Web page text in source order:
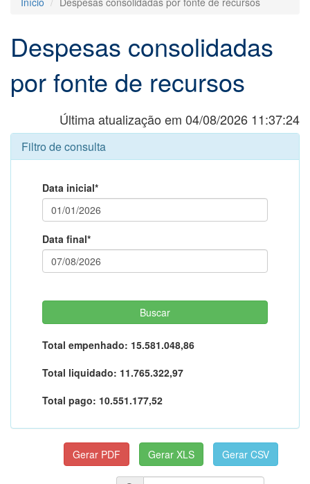
Despesas consolidadas
por fonte de recursos
Última atualização em 04/08/2026 11:37:24
Filtro de consulta
Data inicial*
Data final*
Total empenhado: 15.581.048,86
Total liquidado: 11.765.322,97
Total pago: 10.551.177,52